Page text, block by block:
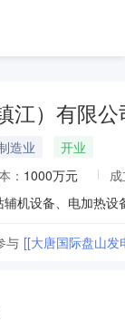
江）有限公
造业
开业
： 1000万元
与 [[大唐国际盘山